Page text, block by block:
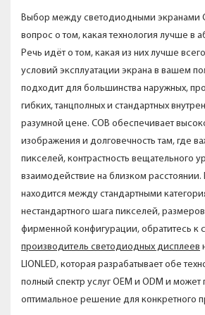
Выбор между светодиодными экранами
вопрос о том, какая технология лучше в
Речь идёт о том, какая из них лучше
условий эксплуатации экрана в вашем
подходит для большинства наружных,
гибких, танцполных и стандартных
разумной цене. COB обеспечивает
изображения и долговечность там, где
пикселей, контрастность вещательного
взаимодействие на близком расстоянии.
находится между стандартными
нестандартного шага пикселей,
фирменной конфигурации, обратитесь к
производитель светодиодных дисплеев
LIONLED, которая разрабатывает обе
полный спектр услуг OEM и ODM и
оптимальное решение для конкретного